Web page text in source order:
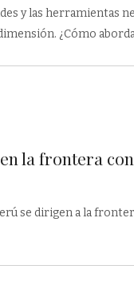
y las herramientas
¿Cómo
la frontera
se dirigen a la